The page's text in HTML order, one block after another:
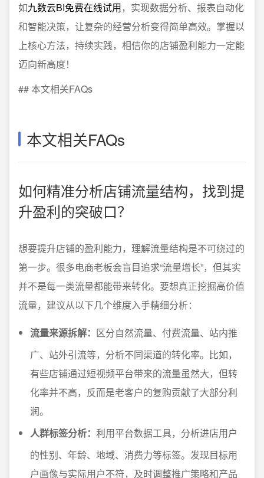
如九数云BI免费在线试用，实现数据分析、报表自动化
和智能决策，让复杂的经营分析变得简单高效。掌握以
上核心方法，持续实践，相信你的店铺盈利能力一定能
迈向新高度！
## 本文相关FAQs
本文相关FAQs
如何精准分析店铺流量结构，找到提
升盈利的突破口？
想要提升店铺的盈利能力，理解流量结构是不可绕过的
第一步。很多电商老板会盲目追求“流量增长”，但其实
并不是每一类流量都能带来转化。要想真正挖掘高价值
流量，建议从以下几个维度入手精细分析：
流量来源拆解： 区分自然流量、付费流量、站内推
广、站外引流等，分析不同渠道的转化率。比如，
有些店铺通过短视频平台带来的流量虽然大，但转
化率并不高，反而是老客户的复购贡献了大部分利
润。
人群标签分析： 利用平台数据工具，分析进店用户
的性别、年龄、地域、消费力等标签。发现目标用
户画像与实际用户不符，及时调整推广策略和产品